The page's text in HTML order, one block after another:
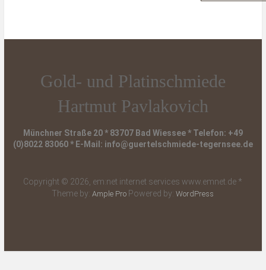
Gold- und Platinschmiede
Hartmut Pavlakovich
Münchner Straße 20 * 83707 Bad Wiessee * Telefon: +49
(0)8022 83060 * E-Mail: info@guertelschmiede-tegernsee.de
Copyright © 2026, em:net internet services www.emnet.de *
Theme by:Ample Pro Powered by:WordPress